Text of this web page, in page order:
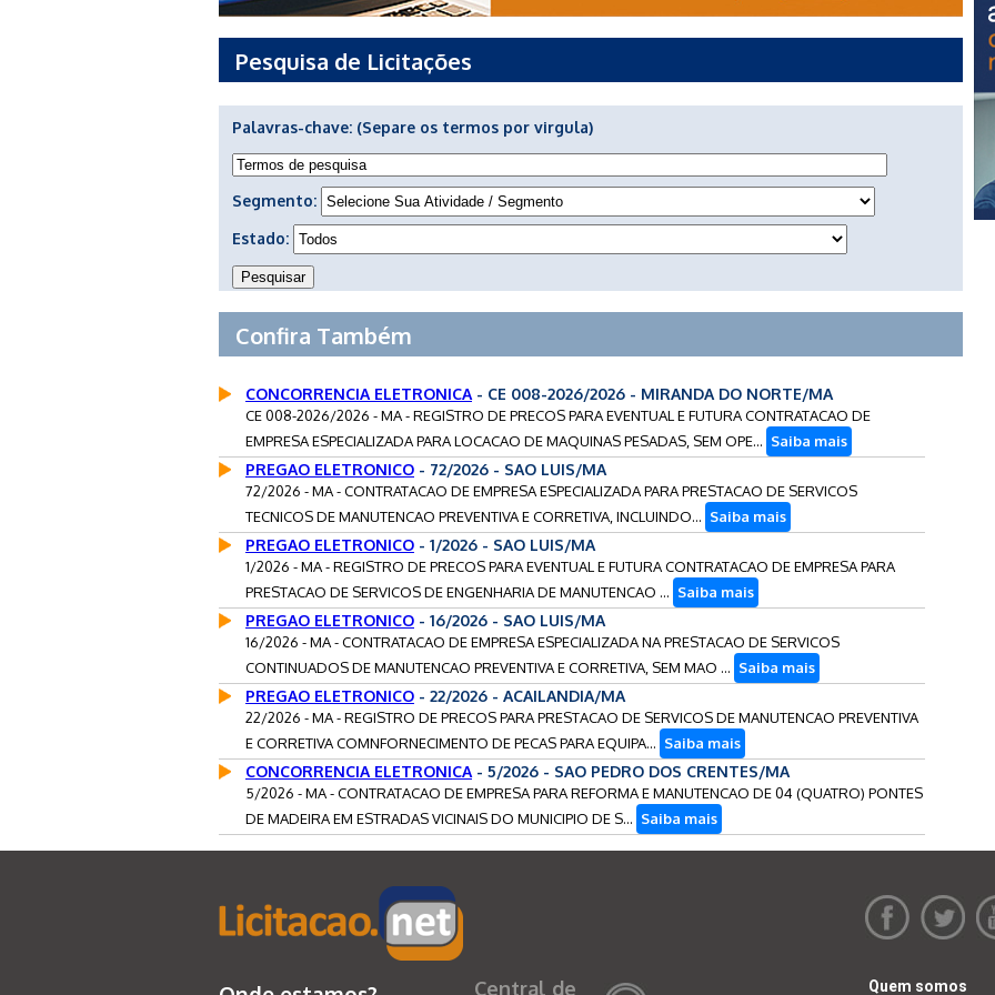
Pesquisa de Licitações
Palavras-chave: (Separe os termos por virgula)
Segmento:
Estado:
Confira Também
CONCORRENCIA ELETRONICA - CE 008-2026/2026 - MIRANDA DO NORTE/MA
CE 008-2026/2026 - MA - REGISTRO DE PRECOS PARA EVENTUAL E FUTURA CONTRATACAO DE
EMPRESA ESPECIALIZADA PARA LOCACAO DE MAQUINAS PESADAS, SEM OPE... Saiba mais
PREGAO ELETRONICO - 72/2026 - SAO LUIS/MA
72/2026 - MA - CONTRATACAO DE EMPRESA ESPECIALIZADA PARA PRESTACAO DE SERVICOS
TECNICOS DE MANUTENCAO PREVENTIVA E CORRETIVA, INCLUINDO... Saiba mais
PREGAO ELETRONICO - 1/2026 - SAO LUIS/MA
1/2026 - MA - REGISTRO DE PRECOS PARA EVENTUAL E FUTURA CONTRATACAO DE EMPRESA PARA
PRESTACAO DE SERVICOS DE ENGENHARIA DE MANUTENCAO ... Saiba mais
PREGAO ELETRONICO - 16/2026 - SAO LUIS/MA
16/2026 - MA - CONTRATACAO DE EMPRESA ESPECIALIZADA NA PRESTACAO DE SERVICOS
CONTINUADOS DE MANUTENCAO PREVENTIVA E CORRETIVA, SEM MAO ... Saiba mais
PREGAO ELETRONICO - 22/2026 - ACAILANDIA/MA
22/2026 - MA - REGISTRO DE PRECOS PARA PRESTACAO DE SERVICOS DE MANUTENCAO PREVENTIVA
E CORRETIVA COMNFORNECIMENTO DE PECAS PARA EQUIPA... Saiba mais
CONCORRENCIA ELETRONICA - 5/2026 - SAO PEDRO DOS CRENTES/MA
5/2026 - MA - CONTRATACAO DE EMPRESA PARA REFORMA E MANUTENCAO DE 04 (QUATRO) PONTES
DE MADEIRA EM ESTRADAS VICINAIS DO MUNICIPIO DE S... Saiba mais
Central de Quem somos